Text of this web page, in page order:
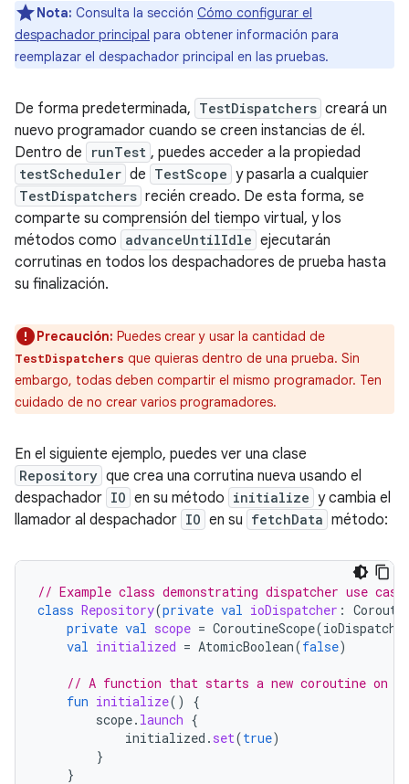
Nota: Consulta la sección Cómo configurar el
despachador principal para obtener información para
reemplazar el despachador principal en las pruebas.
De forma predeterminada, TestDispatchers creará un
nuevo programador cuando se creen instancias de él.
Dentro de
runTest , puedes acceder a la propiedad
testScheduler de TestScope y pasarla a cualquier
TestDispatchers recién creado. De esta forma, se
comparte su comprensión del tiempo virtual, y los
métodos como advanceUntilIdle ejecutarán
corrutinas en todos los despachadores de prueba hasta
su finalización.
Precaución: Puedes crear y usar la cantidad de
TestDispatchers que quieras dentro de una prueba. Sin
embargo, todas deben compartir el mismo programador. Ten
cuidado de no crear varios programadores.
En el siguiente ejemplo, puedes ver una clase
Repository que crea una corrutina nueva usando el
despachador IO en su método initialize y cambia el
llamador al despachador IO en su fetchData método:
// Example class demonstrating dispatcher use
class Repository(private val ioDispatcher :
private val scope = CoroutineScope(
val initialized = AtomicBoolean(false)
// A function that starts a new coroutine on
fun initialize()
{
scope. launch {
initialized . set(true)
}
}